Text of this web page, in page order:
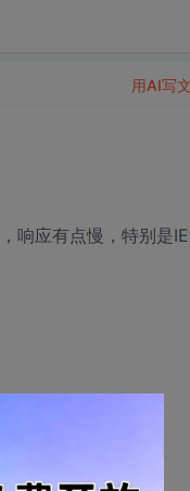
响应有点慢，特别是IE
用AI写